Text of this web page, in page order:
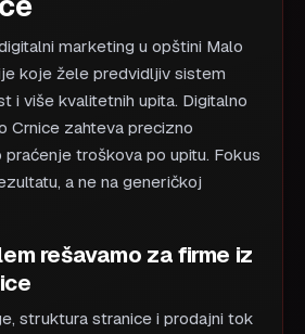
marketing u opštini Malo
koje žele predvidljiv sistem
i više kvalitetnih upita. Digitalno
Crnice zahteva precizno
troškova po upitu. Fokus
a ne na generičkoj
rešavamo za firme iz
struktura stranice i prodajni tok